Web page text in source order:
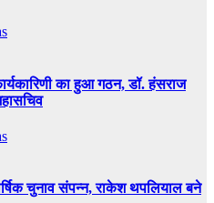
का हुआ गठन, डॉ. हंसराज
चुनाव संपन्न, राकेश थपलियाल बने